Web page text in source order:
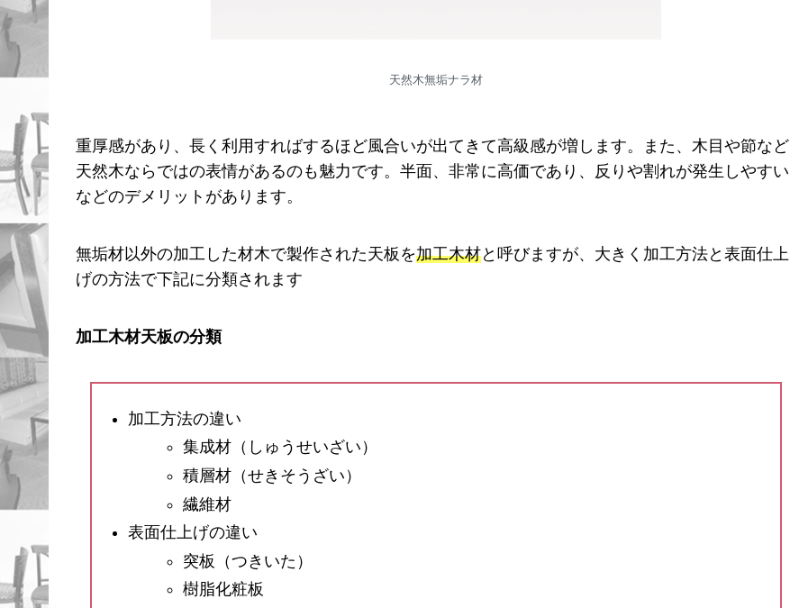
天然木無垢ナラ材
重厚感があり、長く利用すればするほど風合いが出てきて高級感が増します。また、木目や節など
天然木ならではの表情があるのも魅力です。半面、非常に高価であり、反りや割れが発生しやすい
などのデメリットがあります。
無垢材以外の加工した材木で製作された天板を加工木材と呼びますが、大きく加工方法と表面仕上
げの方法で下記に分類されます
加工木材天板の分類
加工方法の違い
集成材（しゅうせいざい）
積層材（せきそうざい）
繊維材
表面仕上げの違い
突板（つきいた）
樹脂化粧板